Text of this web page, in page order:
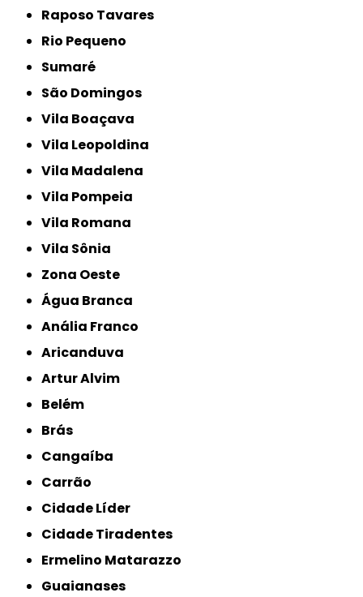
Raposo Tavares
Rio Pequeno
Sumaré
São Domingos
Vila Boaçava
Vila Leopoldina
Vila Madalena
Vila Pompeia
Vila Romana
Vila Sônia
Zona Oeste
Água Branca
Anália Franco
Aricanduva
Artur Alvim
Belém
Brás
Cangaíba
Carrão
Cidade Líder
Cidade Tiradentes
Ermelino Matarazzo
Guaianases